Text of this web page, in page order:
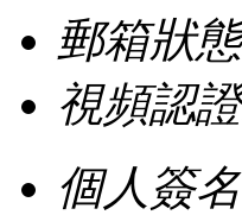
郵箱狀態
視頻認證
個人簽名